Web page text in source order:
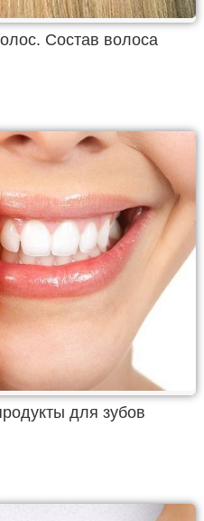
Состав волоса
для зубов